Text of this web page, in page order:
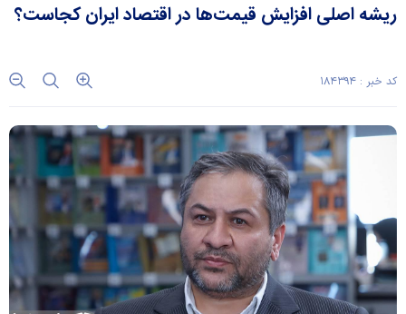
ریشه اصلی افزایش قیمت‌ها در اقتصاد ایران کجاست؟
کد خبر : ۱۸۴۳۹۴